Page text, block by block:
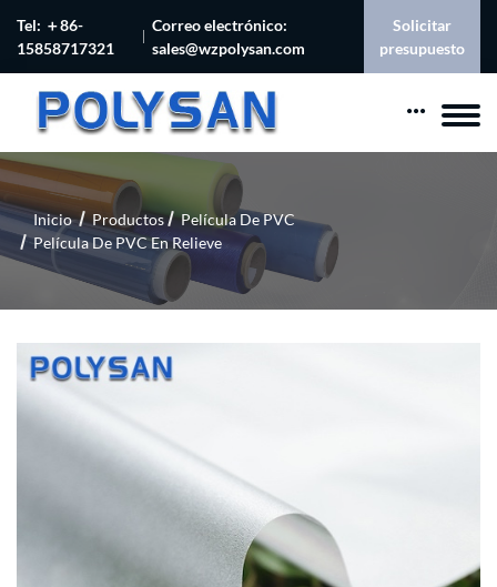
Tel: ＋86-
15858717321
Correo electrónico:
sales@wzpolysan.com
Solicitar
presupuesto
Inicio Productos
Película De PVC
Película De PVC En Relieve